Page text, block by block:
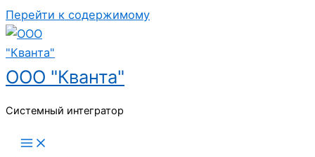
Перейти к содержимому
ООО "Кванта"
Системный интегратор